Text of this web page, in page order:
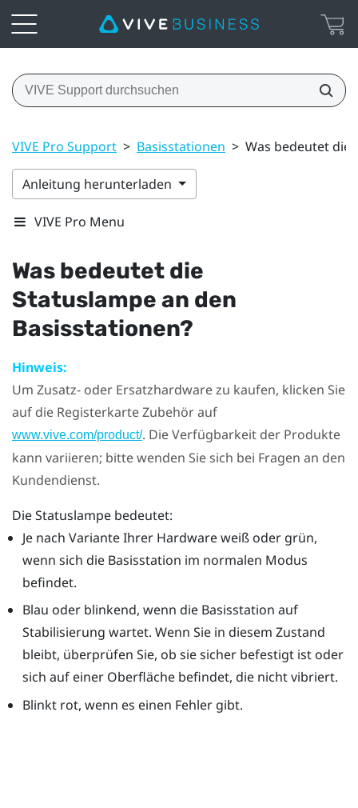
VIVE Pro Support > Basisstationen > Was bedeutet die
Anleitung herunterladen
VIVE Pro Menu
Was bedeutet die
Statuslampe an den
Basisstationen?
Hinweis:
Um Zusatz- oder Ersatzhardware zu kaufen, klicken Sie
auf die Registerkarte Zubehör auf
www.vive.com/product/. Die Verfügbarkeit der Produkte
kann variieren; bitte wenden Sie sich bei Fragen an den
Kundendienst.
Die Statuslampe bedeutet:
Je nach Variante Ihrer Hardware weiß oder grün,
wenn sich die Basisstation im normalen Modus
befindet.
Blau oder blinkend, wenn die Basisstation auf
Stabilisierung wartet. Wenn Sie in diesem Zustand
bleibt, überprüfen Sie, ob sie sicher befestigt ist oder
sich auf einer Oberfläche befindet, die nicht vibriert.
Blinkt rot, wenn es einen Fehler gibt.